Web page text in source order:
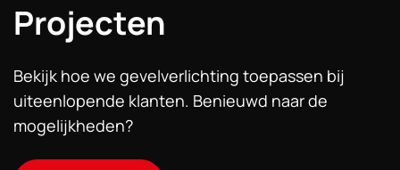
Projecten
Bekijk hoe we gevelverlichting toepassen bij
uiteenlopende klanten. Benieuwd naar de
mogelijkheden?